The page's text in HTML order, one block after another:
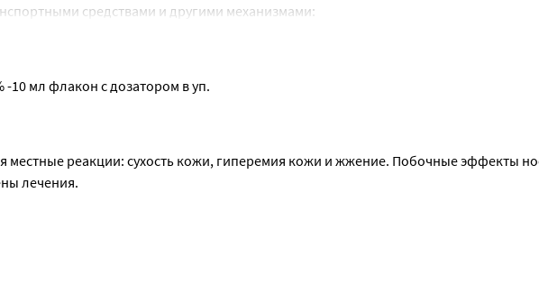
средствами и другими механизмами:
внимания и быстроты психомоторных реакций.
10 мл флакон с дозатором в уп.
местные реакции: сухость кожи, гиперемия кожи и жжение. Побочные эффекты
лечения.